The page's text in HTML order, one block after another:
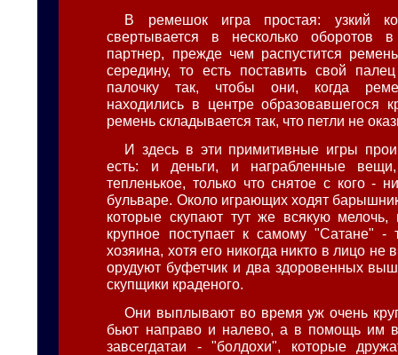
В ремешок игра простая: узкий
свертывается в несколько оборотов
партнер, прежде чем распустится
середину, то есть поставить свой
палочку так, чтобы они, когда
находились в центре образовавшегося
ремень складывается так, что петли не
И здесь в эти примитивные игры
есть: и деньги, и награбленные
тепленькое, только что снятое с кого -
бульваре. Около играющих ходят
которые скупают тут же всякую
крупное поступает к самому "Сатане" -
хозяина, хотя его никогда никто в лицо не
орудуют буфетчик и два здоровенных
скупщики краденого.
Они выплывают во время уж очень
бьют направо и налево, а в помощь им
завсегдатаи - "болдохи", которые